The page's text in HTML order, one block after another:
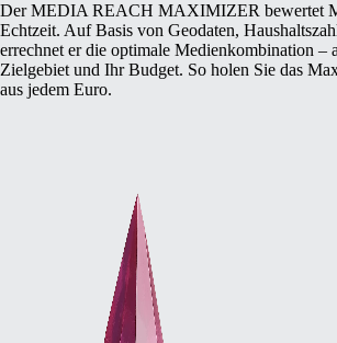
Der MEDIA REACH MAXIMIZER bewertet
Echtzeit. Auf Basis von Geodaten,
errechnet er die optimale Medienkombination –
Zielgebiet und Ihr Budget. So holen Sie das
aus jedem Euro.